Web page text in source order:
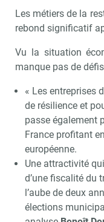
Les métiers de la
rebond significatif
Vu la situation
manque pas de
« Les entreprises
de résilience et
passe également
France profitant
européenne.
Une attractivité
d’une fiscalité du
l’aube de deux
élections